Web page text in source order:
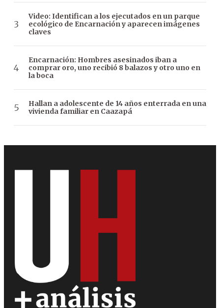
Video: Identifican a los ejecutados en un parque
ecológico de Encarnación y aparecen imágenes
claves
Encarnación: Hombres asesinados iban a
comprar oro, uno recibió 8 balazos y otro uno en
la boca
Hallan a adolescente de 14 años enterrada en una
vivienda familiar en Caazapá